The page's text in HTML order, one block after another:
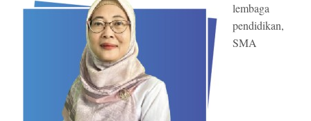
lembaga
pendidikan,
SMA